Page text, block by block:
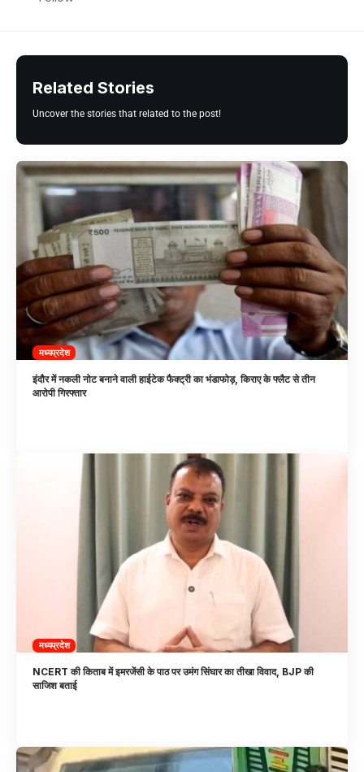
Related Stories
Uncover the stories that related to the post!
मध्यप्रदेश
इंदौर में नकली नोट बनाने वाली हाईटेक फैक्ट्री का भंडाफोड़, किराए के फ्लैट से तीन
आरोपी गिरफ्तार
मध्यप्रदेश
NCERT की किताब में इमरजेंसी के पाठ पर उमंग सिंघार का तीखा विवाद, BJP की
साजिश बताई